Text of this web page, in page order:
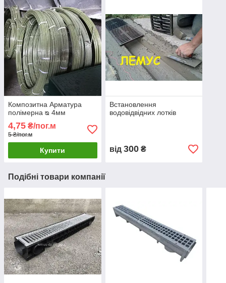
Композитна Арматура
полімерна ᴓ 4мм
4,75 ₴/пог.м
5 ₴/пог.м
Купити
Встановлення
водовідвідних лотків
від 300₴
Подібні товари компанії